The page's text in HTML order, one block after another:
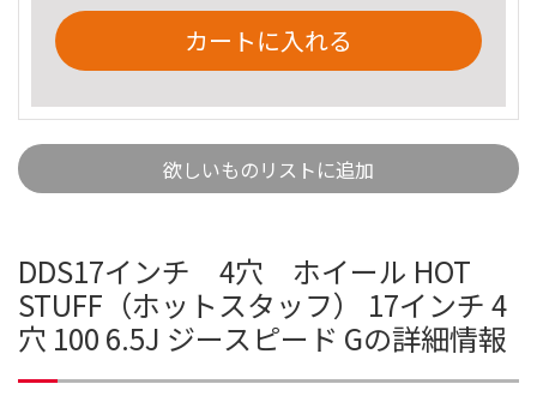
カートに入れる
欲しいものリストに追加
DDS17インチ 4穴 ホイール HOT
STUFF（ホットスタッフ） 17インチ 4
穴 100 6.5J ジースピード Gの詳細情報